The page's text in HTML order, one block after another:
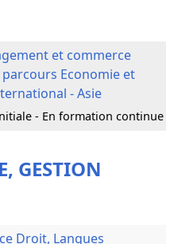
et commerce
Economie et
- Asie
- En formation continue
GESTION
Droit, Langues